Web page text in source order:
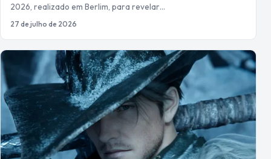
2026, realizado em Berlim, para revelar…
27 de julho de 2026